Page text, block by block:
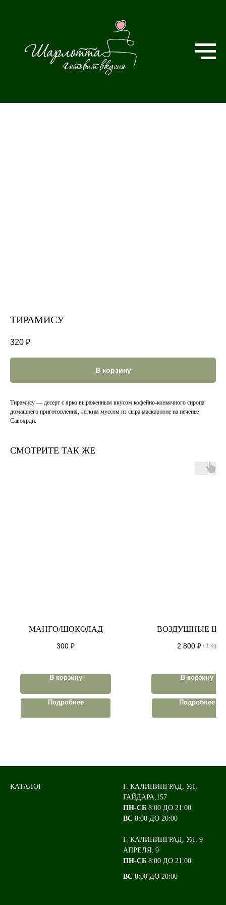
ТИРАМИСУ
320 ₽
В корзину
Тирамису — десерт с ярко выраженным вкусом кофейно-коньячного сиропа
домашнего приготовления, легким муссом из сыра маскарпоне на печенье
Савоярди.
СМОТРИТЕ ТАК ЖЕ
МАНГО/ШОКОЛАД
300 ₽
В корзину
Подробнее
ВОЗДУШНЫЕ
2 800 ₽ / 1 kg
В корзину
Подробнее
КАТАЛОГ
Г. КАЛИНИНГРАД, УЛ.
ГАЙДАРА,157
ПН-СБ 8:00 ДО 21:00
ВС 8:00 ДО 20:00
Г. КАЛИНИНГРАД, УЛ. 9
АПРЕЛЯ, 9
ПН-СБ 8:00 ДО 21:00
ВС 8:00 ДО 20:00